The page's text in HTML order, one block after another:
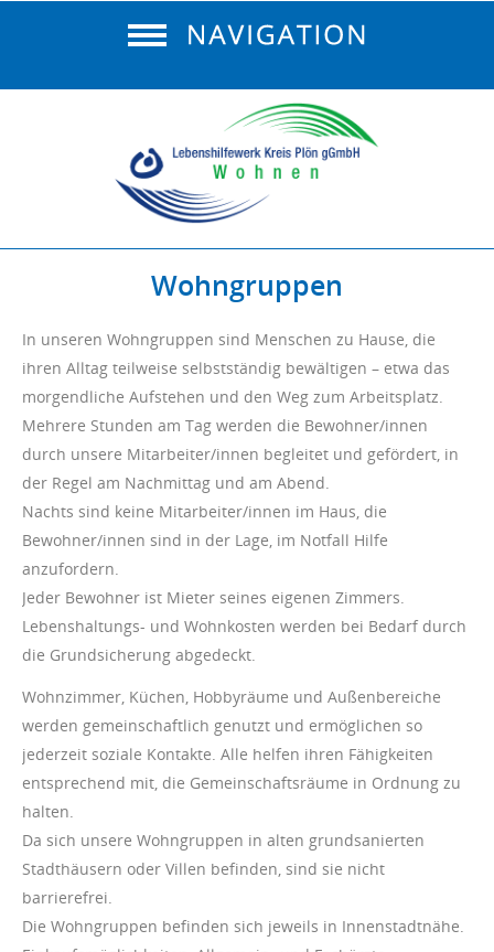
Wohngruppen
In unseren Wohngruppen sind Menschen zu Hause, die
ihren Alltag teilweise selbstständig bewältigen – etwa das
morgendliche Aufstehen und den Weg zum Arbeitsplatz.
Mehrere Stunden am Tag werden die Bewohner/innen
durch unsere Mitarbeiter/innen begleitet und gefördert, in
der Regel am Nachmittag und am Abend.
Nachts sind keine Mitarbeiter/innen im Haus, die
Bewohner/innen sind in der Lage, im Notfall Hilfe
anzufordern.
Jeder Bewohner ist Mieter seines eigenen Zimmers.
Lebenshaltungs- und Wohnkosten werden bei Bedarf durch
die Grundsicherung abgedeckt.
Wohnzimmer, Küchen, Hobbyräume und Außenbereiche
werden gemeinschaftlich genutzt und ermöglichen so
jederzeit soziale Kontakte. Alle helfen ihren Fähigkeiten
entsprechend mit, die Gemeinschaftsräume in Ordnung zu
halten.
Da sich unsere Wohngruppen in alten grundsanierten
Stadthäusern oder Villen befinden, sind sie nicht
barrierefrei.
Die Wohngruppen befinden sich jeweils in Innenstadtnähe.